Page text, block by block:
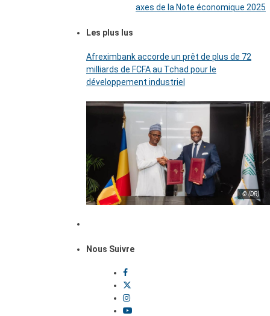
axes de la Note économique 2025
Les plus lus
Afreximbank accorde un prêt de plus de 72
milliards de FCFA au Tchad pour le
développement industriel
© (DR)
Nous Suivre